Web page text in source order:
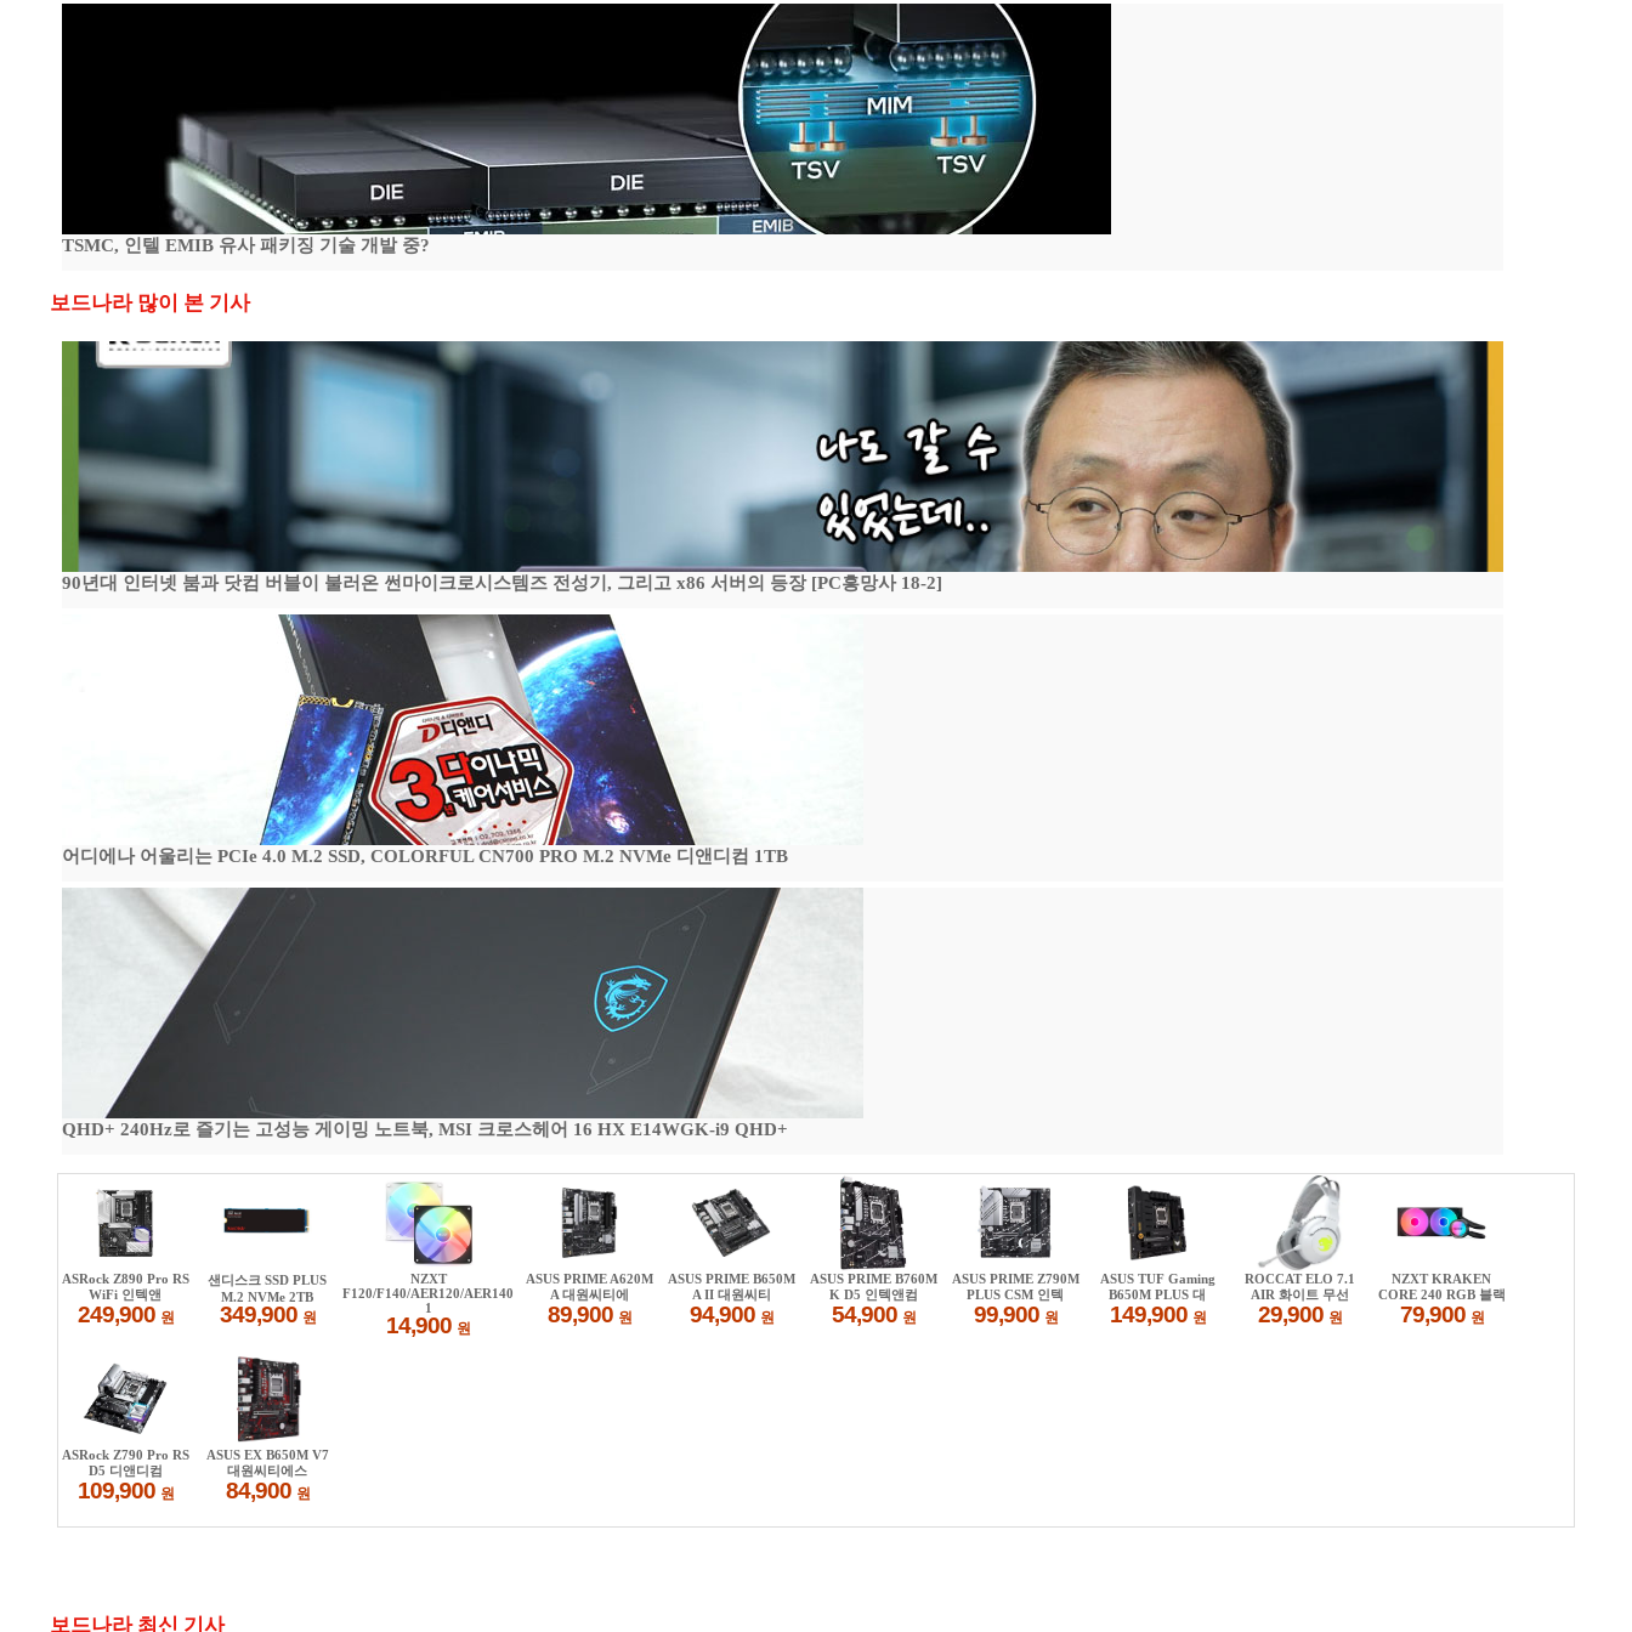
TSMC, 인텔 EMIB 유사 패키징 기술 개발 중?
보드나라 많이 본 기사
90년대 인터넷 붐과 닷컴 버블이 불러온 썬마이크로시스템즈 전성기, 그리고 x86 서버의 등장 [PC흥망사 18-2]
어디에나 어울리는 PCIe 4.0 M.2 SSD, COLORFUL CN700 PRO M.2 NVMe 디앤디컴 1TB
QHD+ 240Hz로 즐기는 고성능 게이밍 노트북, MSI 크로스헤어 16 HX E14WGK-i9 QHD+
보드나라 최신 기사